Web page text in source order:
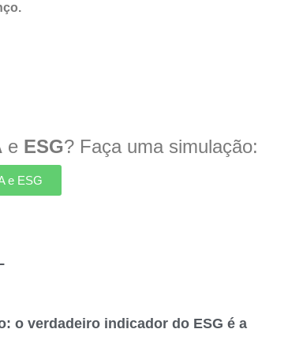
e ESG? Faça uma simulação:
e ESG
o verdadeiro indicador do ESG é a